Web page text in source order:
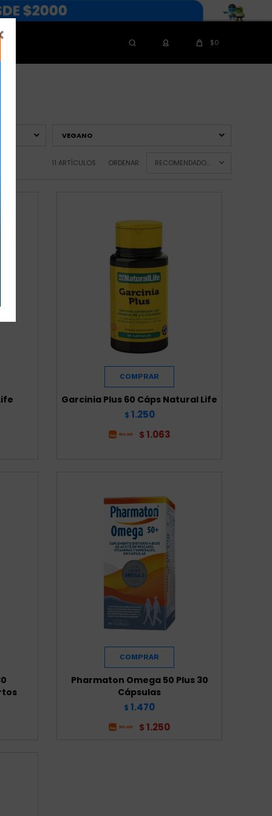
$0
VEGANO
11 ARTÍCULOS ORDENAR: RECOMENDADOS
Garcinia Plus 60 Cáps Natural Life
$ 1.250
$ 1.063
Pharmaton Omega 50 Plus 30
Cápsulas
$ 1.470
$ 1.250